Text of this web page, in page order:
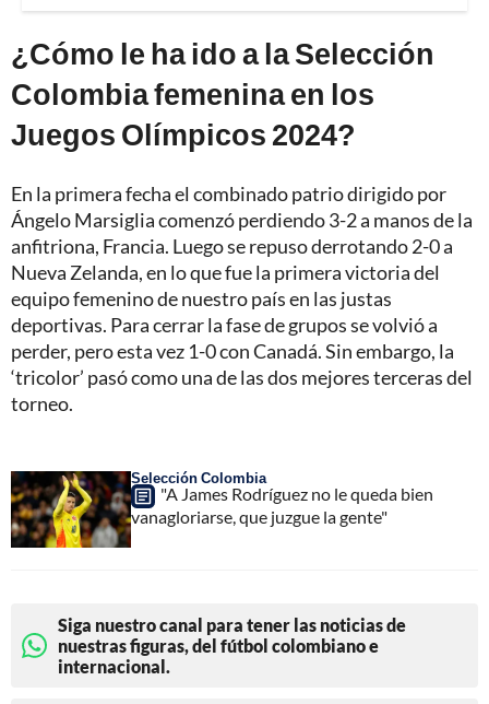
¿Cómo le ha ido a la Selección
Colombia femenina en los
Juegos Olímpicos 2024?
En la primera fecha el combinado patrio dirigido por
Ángelo Marsiglia comenzó perdiendo 3-2 a manos de la
anfitriona, Francia. Luego se repuso derrotando 2-0 a
Nueva Zelanda, en lo que fue la primera victoria del
equipo femenino de nuestro país en las justas
deportivas. Para cerrar la fase de grupos se volvió a
perder, pero esta vez 1-0 con Canadá. Sin embargo, la
‘tricolor’ pasó como una de las dos mejores terceras del
torneo.
Selección Colombia
"A James Rodríguez no le queda bien
vanagloriarse, que juzgue la gente"
Siga nuestro canal para tener las noticias de
nuestras figuras, del fútbol colombiano e
internacional.